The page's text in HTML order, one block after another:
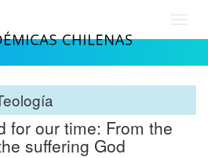
for our time: From the
suffering God